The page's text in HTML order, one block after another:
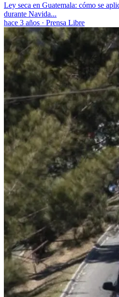
Ley seca en Guatemala: cómo se
durante Navida...
hace 3 años · Prensa Libre